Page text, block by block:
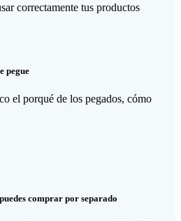
correctamente tus productos
pegue
el porqué de los pegados, cómo
comprar por separado